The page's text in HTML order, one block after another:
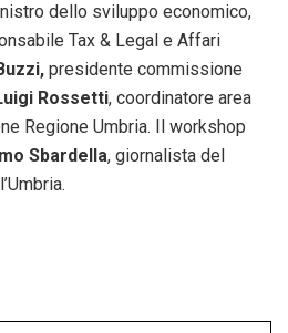
dello sviluppo economico,
Tax & Legal e Affari
presidente commissione
Rossetti, coordinatore area
Regione Umbria. Il workshop
Sbardella, giornalista del